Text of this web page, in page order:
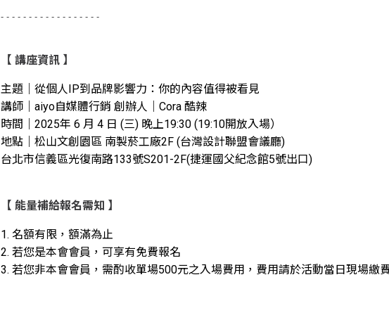
- - - - - - - - - - - - - - - - - -
【 講座資訊 】
主題｜從個人IP到品牌影響力：你的內容值得被看見
講師｜aiyo自媒體行銷 創辦人
｜Cora 酷辣
時間｜2025年 6 月 4 日 (三) 晚上19:30 (19:10開放入場）
地點｜松山文創園區 南製菸工廠2F (台灣設計聯盟會議廳)
台北市信義區光復南路133號S201-2F(捷運國父紀念館5號出口)
【 能量補給報名需知 】
1. 名額有限，額滿為止
2. 若您是本會會員，可享有免費報名
3. 若您非本會會員，需酌收單場500元之入場費用，費用請於活動當日現場繳